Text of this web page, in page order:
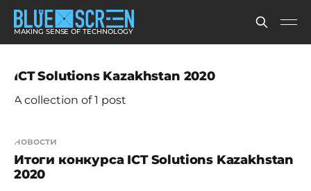
MAKING SENSE OF TECHNOLOGY
ICT Solutions Kazakhstan 2020
A collection of 1 post
новости
Итоги конкурса ICT Solutions Kazakhstan
2020